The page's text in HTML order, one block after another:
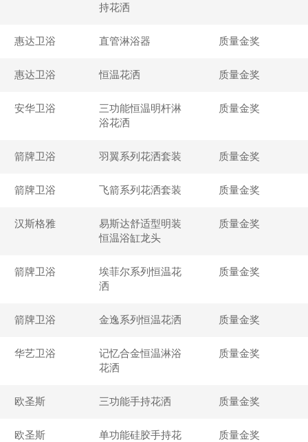
持花洒
惠达卫浴 直管淋浴器 质量金奖
惠达卫浴 恒温花洒 质量金奖
安华卫浴
三功能恒温明杆淋
浴花洒
质量金奖
箭牌卫浴 羽翼系列花洒套装 质量金奖
箭牌卫浴 飞箭系列花洒套装 质量金奖
汉斯格雅
易斯达舒适型明装
恒温浴缸龙头
质量金奖
箭牌卫浴
埃菲尔系列恒温花
洒
质量金奖
箭牌卫浴 金逸系列恒温花洒 质量金奖
华艺卫浴
记忆合金恒温淋浴
花洒
质量金奖
欧圣斯 三功能手持花洒 质量金奖
欧圣斯 单功能硅胶手持花 质量金奖